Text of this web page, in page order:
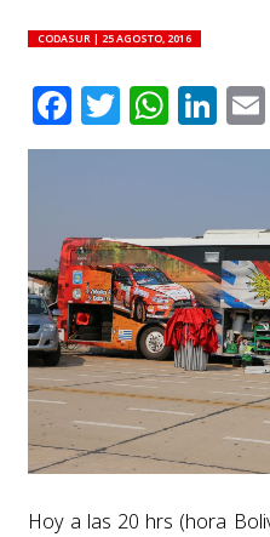
CODASUR | 25 AGOSTO, 2016
Facebook
Twitter
Hoy a las 20 hrs (hora